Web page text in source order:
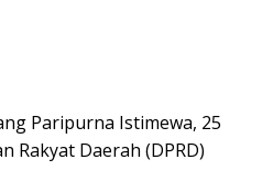
Paripurna Istimewa, 25
Rakyat Daerah (DPRD)